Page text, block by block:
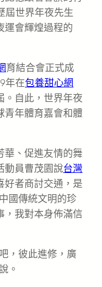
屆世界年夜先生
運會輝煌過程的
育結合會正式成
年在包養甜心網
。自此，世界年夜
青年體育嘉會和體
華、促進友情的舞
動員曹茂園說台灣
好者商討交通，是
國傳統文明的珍
，我對本身佈滿信
，彼此進修，廣
。